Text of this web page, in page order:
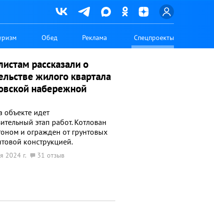
Обед Реклама Спецпроекты
рассказали о
жилого квартала
набережной
объекте идет
этап работ. Котлован
и огражден от грунтовых
конструкцией.
2024 г. 31 отзыв